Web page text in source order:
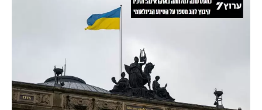
שחר,
מזכיר